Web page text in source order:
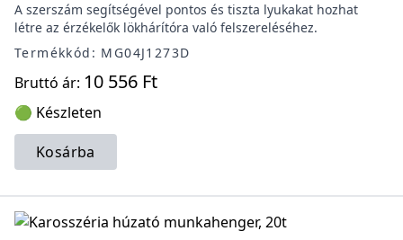
A szerszám segítségével pontos és tiszta lyukakat hozhat
létre az érzékelők lökhárítóra való felszereléséhez.
Termékkód: MG04J1273D
Bruttó ár: 10 556 Ft
🟢 Készleten
Kosárba